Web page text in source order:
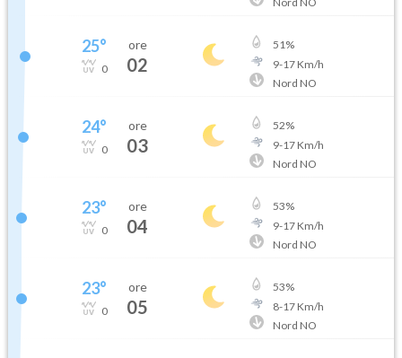
25°
0
ore
02
51%
9-17Km/h
Nord NO
24°
0
ore
03
52%
9-17Km/h
Nord NO
23°
0
ore
04
53%
9-17Km/h
Nord NO
23°
0
ore
05
53%
8-17Km/h
Nord NO